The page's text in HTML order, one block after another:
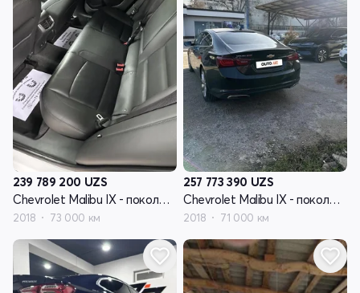
239 789 200 UZS
Chevrolet Malibu IX - поколение рестайлинг
2018 73 000 км
257 773 390 UZS
Chevrolet Malibu IX - поколение рестайлинг
2018 71 000 км